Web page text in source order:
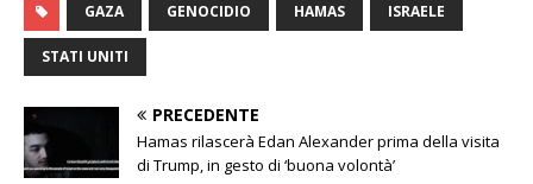
GAZA GENOCIDIO HAMAS ISRAELE
STATI UNITI
PRECEDENTE
Hamas rilascerà Edan Alexander prima della visita
di Trump, in gesto di ‘buona volontà’